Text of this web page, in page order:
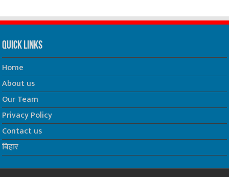
Quick Links
Home
About us
Our Team
Privacy Policy
Contact us
बिहार